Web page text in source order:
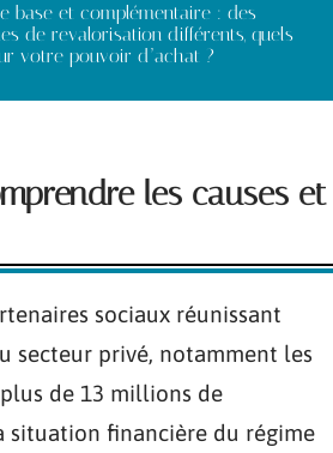
base et complémentaire : des
de revalorisation différents, quels
votre pouvoir d’achat ?
les causes et
sociaux réunissant
secteur privé, notamment les
de 13 millions de
situation financière du régime